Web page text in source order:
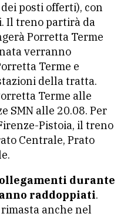
posti offerti), con
Il treno partirà da
Porretta Terme
verranno
Terme e
della tratta.
Terme alle
SMN alle 20.08. Per
Pistoia, il treno
Centrale, Prato
durante
raddoppiati.
anche nel